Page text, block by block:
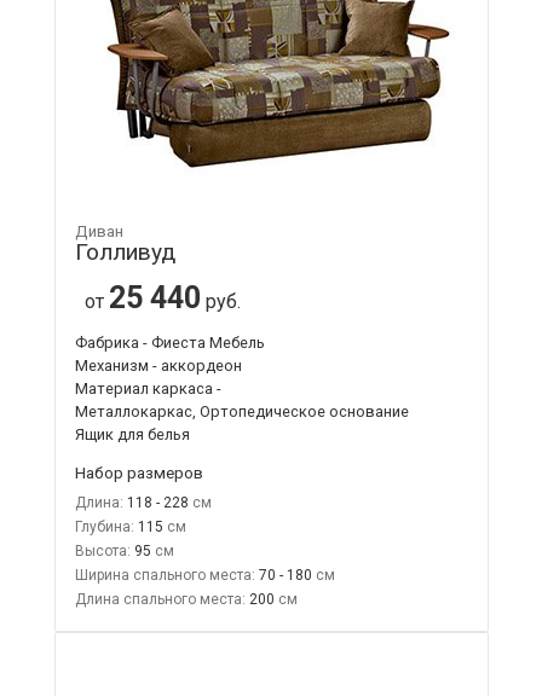
Диван
Голливуд
от 25 440 руб.
Фабрика - Фиеста Мебель
Механизм - аккордеон
Материал каркаса -
Металлокаркас, Ортопедическое основание
Ящик для белья
Набор размеров
Длина: 118 - 228
Глубина: 115
Высота: 95
Ширина спального места: 70 - 180
Длина спального места: 200